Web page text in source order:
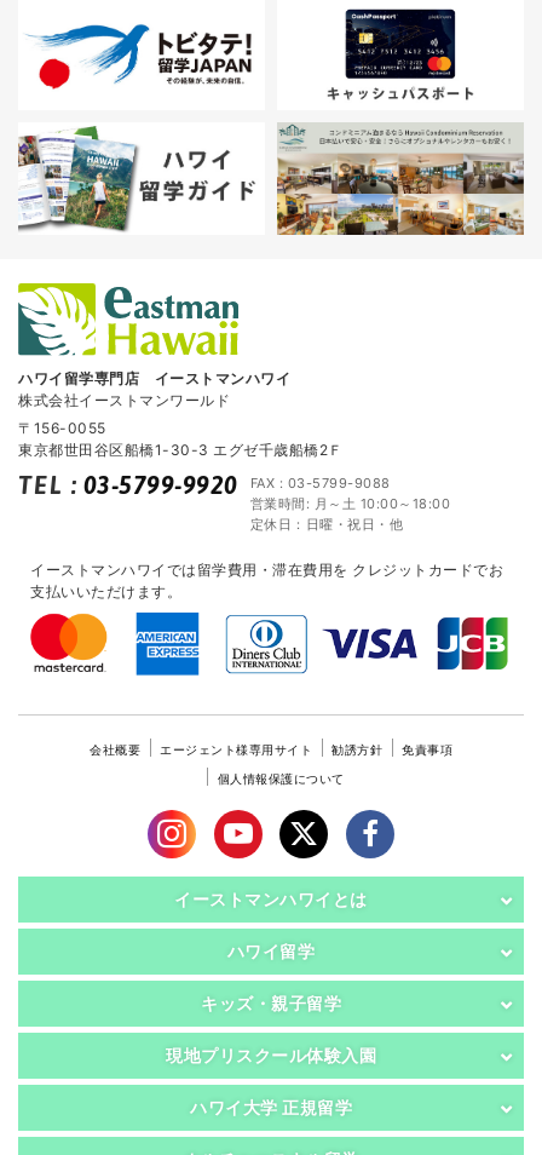
ハワイ留学専門店 イーストマンハワイ
株式会社イーストマンワールド
〒156-0055
東京都世田谷区船橋1-30-3 エグゼ千歳船橋2Ｆ
TEL : 03-5799-9920
FAX : 03-5799-9088
営業時間: 月～土 10:00～18:00
定休日：日曜・祝日・他
イーストマンハワイでは留学費用・滞在費用を クレジットカードでお
支払いいただけます。
会社概要 エージェント様専用サイト 勧誘方針
免責事項
個人情報保護について
イーストマンハワイとは
ハワイ留学
キッズ・親子留学
現地プリスクール体験入園
ハワイ大学 正規留学